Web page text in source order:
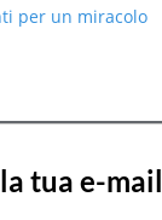
per un miracolo
tua e-mail